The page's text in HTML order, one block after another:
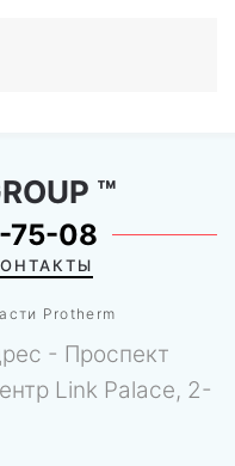
Protherm
™
75-08
- Проспект
Link Palace, 2-